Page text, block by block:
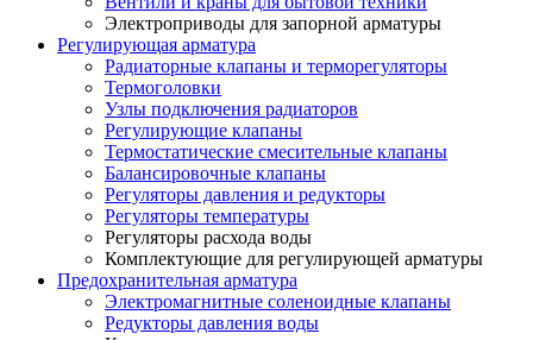
Электроприводы для запорной арматуры
Регулирующая арматура
Радиаторные клапаны и терморегуляторы
Термоголовки
Узлы подключения радиаторов
Регулирующие клапаны
Термостатические смесительные клапаны
Балансировочные клапаны
Регуляторы давления и редукторы
Регуляторы температуры
Регуляторы расхода воды
Комплектующие для регулирующей арматуры
Предохранительная арматура
Электромагнитные соленоидные клапаны
Редукторы давления воды